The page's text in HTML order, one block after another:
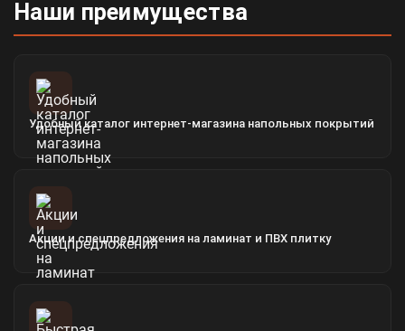
Наши преимущества
Удобный каталог интернет-магазина напольных покрытий
Акции и спецпредложения на ламинат и ПВХ плитку